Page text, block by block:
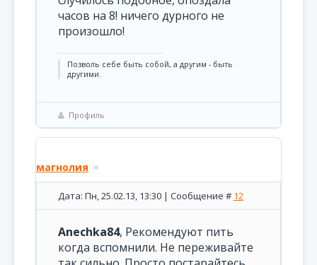
часов на 8! ничего дурного не
произошло!
Позволь себе быть собой, а другим - быть
другими.
Профиль
магнолия
Дата: Пн, 25.02.13, 13:30 | Сообщение # 12
Anechka84, Рекомендуют пить
когда вспомнили. Не переживайте